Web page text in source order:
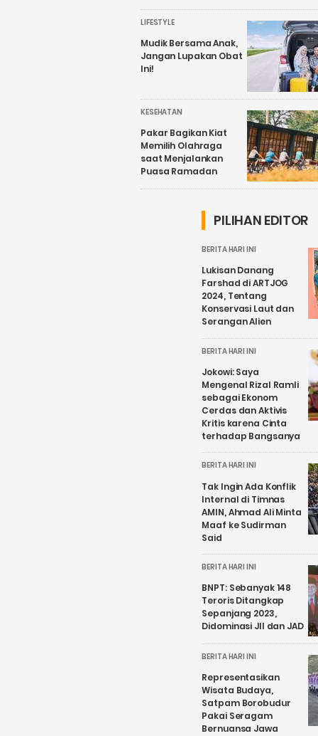
LIFESTYLE
Mudik Bersama Anak,
Jangan Lupakan Obat
Ini!
KESEHATAN
Pakar Bagikan Kiat
Memilih Olahraga
saat Menjalankan
Puasa Ramadan
PILIHAN EDITOR
BERITA HARI INI
Lukisan Danang
Farshad di ARTJOG
2024, Tentang
Konservasi Laut dan
Serangan Alien
BERITA HARI INI
Jokowi: Saya
Mengenal Rizal Ramli
sebagai Ekonom
Cerdas dan Aktivis
Kritis karena Cinta
terhadap Bangsanya
BERITA HARI INI
Tak Ingin Ada Konflik
Internal di Timnas
AMIN, Ahmad Ali Minta
Maaf ke Sudirman
Said
BERITA HARI INI
BNPT: Sebanyak 148
Teroris Ditangkap
Sepanjang 2023,
Didominasi JII dan JAD
BERITA HARI INI
Representasikan
Wisata Budaya,
Satpam Borobudur
Pakai Seragam
Bernuansa Jawa